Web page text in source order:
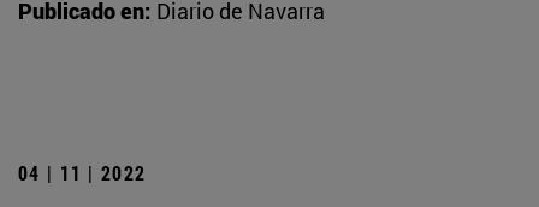
Publicado en: Diario de Navarra
04 | 11 | 2022